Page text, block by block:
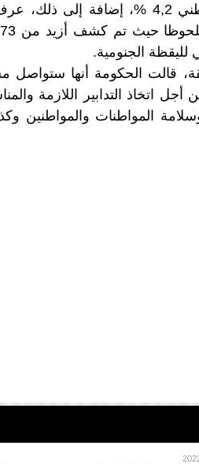
في حين يبلغ المعدل الوطني 4,2 %،
الجنومية.
قالت الحكومة أنها ستواصل
أجل اتخاذ التدابير اللازمة
المواطنات والمواطنين وكذا